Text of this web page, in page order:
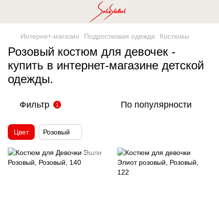
Интернет-магазин Подростковая одежда Костюмы
Розовый костюм для девочек -
купить в интернет-магазине детской
одежды.
Фильтр 1 По популярности
Цвет Розовый